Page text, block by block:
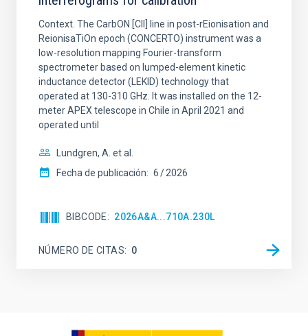
Context. The CarbON [CII] line in post-rEionisation and
ReionisaTiOn epoch (CONCERTO) instrument was a
low-resolution mapping Fourier-transform
spectrometer based on lumped-element kinetic
inductance detector (LEKID) technology that
operated at 130-310 GHz. It was installed on the 12-
meter APEX telescope in Chile in April 2021 and
operated until
Lundgren, A. et al.
Fecha de publicación: 6 2026
BIBCODE 2026A&A...710A.230L
NÚMERO DE CITAS 0